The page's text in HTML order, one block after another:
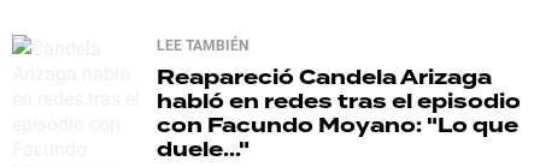
LEE TAMBIÉN
ReaparecióCandela Arizaga
habló en redes tras el episodio
con Facundo Moyano: "Lo que
duele..."